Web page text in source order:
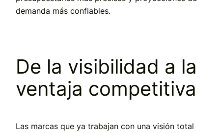
demanda más confiables.
De la visibilidad a la
ventaja competitiva
Las marcas que ya trabajan con una visión total